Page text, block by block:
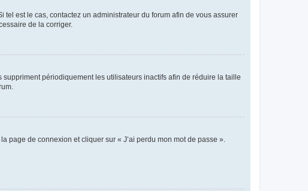
tel est le cas, contactez un administrateur du forum afin de vous assurer
de la corriger.
périodiquement les utilisateurs inactifs afin de réduire la taille
de connexion et cliquer sur « J’ai perdu mon mot de passe ».